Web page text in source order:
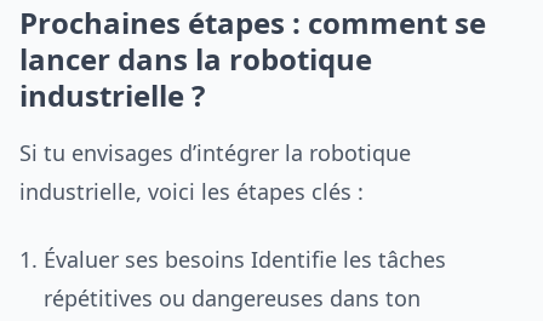
Prochaines étapes : comment se
lancer dans la robotique
industrielle ?
Si tu envisages d’intégrer la robotique
industrielle, voici les étapes clés :
Évaluer ses besoins Identifie les tâches
répétitives ou dangereuses dans ton